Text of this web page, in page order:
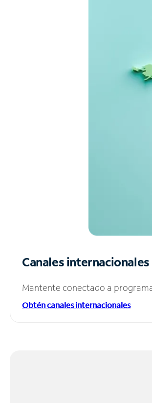
Canales internacionales
Mantente conectado a
Obtén canales internacionales